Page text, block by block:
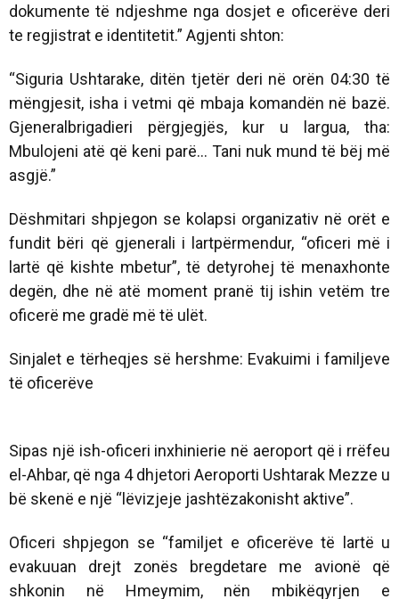
dokumente të ndjeshme nga dosjet e oficerëve deri
te regjistrat e identitetit.” Agjenti shton:
“Siguria Ushtarake, ditën tjetër deri në orën 04:30 të
mëngjesit, isha i vetmi që mbaja komandën në bazë.
Gjeneralbrigadieri përgjegjës, kur u largua, tha:
Mbulojeni atë që keni parë… Tani nuk mund të bëj më
asgjë.”
Dëshmitari shpjegon se kolapsi organizativ në orët e
fundit bëri që gjenerali i lartpërmendur, “oficeri më i
lartë që kishte mbetur”, të detyrohej të menaxhonte
degën, dhe në atë moment pranë tij ishin vetëm tre
oficerë me gradë më të ulët.
Sinjalet e tërheqjes së hershme: Evakuimi i familjeve
të oficerëve
Sipas një ish-oficeri inxhinierie në aeroport që i rrëfeu
el-Ahbar, që nga 4 dhjetori Aeroporti Ushtarak Mezze u
bë skenë e një “lëvizjeje jashtëzakonisht aktive”.
Oficeri shpjegon se “familjet e oficerëve të lartë u
evakuuan drejt zonës bregdetare me avionë që
shkonin në Hmeymim, nën mbikëqyrjen e